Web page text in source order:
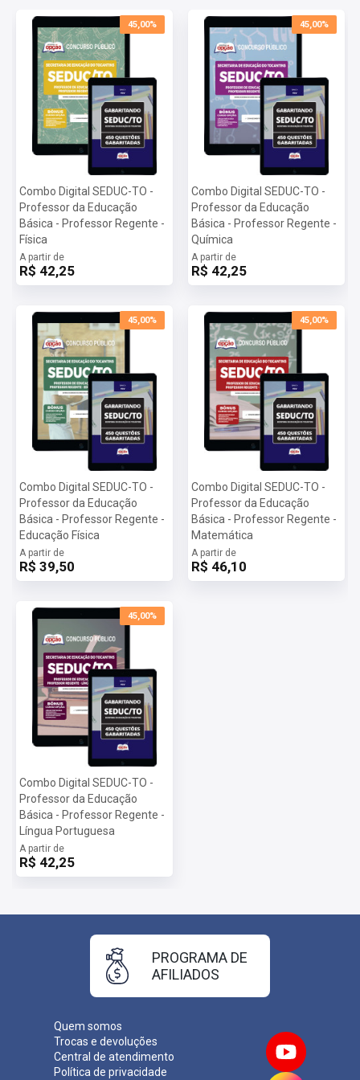
45,00%
Combo Digital SEDUC-TO -
Professor da Educação
Básica - Professor Regente -
Física
A partir de
R$ 42,25
45,00%
Combo Digital SEDUC-TO -
Professor da Educação
Básica - Professor Regente -
Química
A partir de
R$ 42,25
45,00%
Combo Digital SEDUC-TO -
Professor da Educação
Básica - Professor Regente -
Educação Física
A partir de
R$ 39,50
45,00%
Combo Digital SEDUC-TO -
Professor da Educação
Básica - Professor Regente -
Matemática
A partir de
R$ 46,10
45,00%
Combo Digital SEDUC-TO -
Professor da Educação
Básica - Professor Regente -
Língua Portuguesa
A partir de
R$ 42,25
Quem somos
Trocas e devoluções
Central de atendimento
Política de privacidade
PROGRAMA DE
AFILIADOS